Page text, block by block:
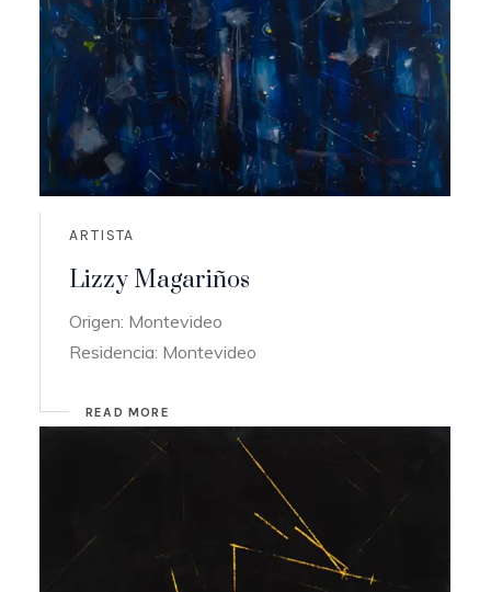
ARTISTA
Lizzy Magariños
Origen: Montevideo
Residencia: Montevideo
READ MORE